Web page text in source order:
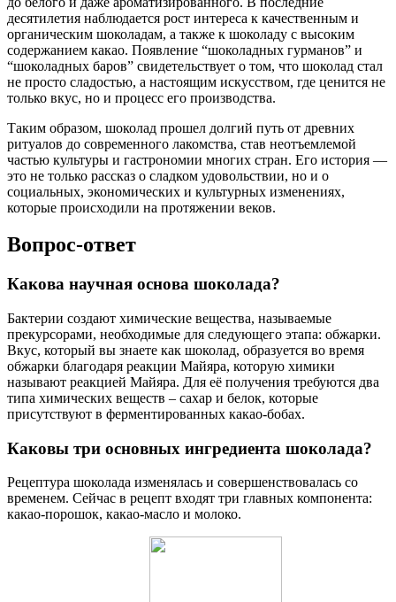
десятилетия наблюдается рост интереса к качественным и
органическим шоколадам, а также к шоколаду с высоким
содержанием какао. Появление “шоколадных гурманов” и
“шоколадных баров” свидетельствует о том, что шоколад стал
не просто сладостью, а настоящим искусством, где ценится не
только вкус, но и процесс его производства.
Таким образом, шоколад прошел долгий путь от древних
ритуалов до современного лакомства, став неотъемлемой
частью культуры и гастрономии многих стран. Его история —
это не только рассказ о сладком удовольствии, но и о
социальных, экономических и культурных изменениях,
которые происходили на протяжении веков.
Вопрос-ответ
Какова научная основа шоколада?
Бактерии создают химические вещества, называемые
прекурсорами, необходимые для следующего этапа: обжарки.
Вкус, который вы знаете как шоколад, образуется во время
обжарки благодаря реакции Майяра, которую химики
называют реакцией Майяра. Для её получения требуются два
типа химических веществ – сахар и белок, которые
присутствуют в ферментированных какао-бобах.
Каковы три основных ингредиента шоколада?
Рецептура шоколада изменялась и совершенствовалась со
временем. Сейчас в рецепт входят три главных компонента:
какао-порошок, какао-масло и молоко.